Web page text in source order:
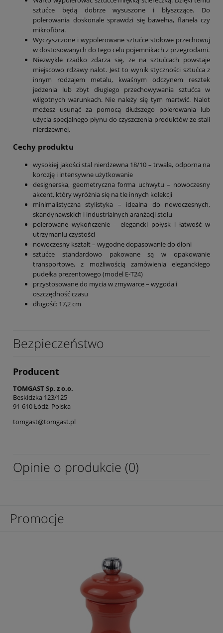
sztućce będą dobrze wysuszone i błyszczące. Do
polerowania doskonale sprawdzi się bawełna, flanela czy
mikrofibra.
Wyczyszczone i wypolerowane sztućce stołowe przechowuj
w dostosowanych do tego celu pojemnikach z przegrodami.
Niezwykle rzadko zdarza się, że na sztućcach powstaje
miejscowo rdzawy nalot. Jest to wynik styczności sztućca z
innym rodzajem metalu, kwaśnym odczynem resztek
jedzenia lub zbyt długiego przechowywania sztućca w
wilgotnych warunkach. Nie należy się tym martwić. Nalot
możesz usunąć za pomocą dłuższego polerowania lub
użycia specjalnego płynu do czyszczenia produktów ze stali
nierdzewnej.
Cechy produktu
wysokiej jakości stal nierdzewna 18/10 – trwała, odporna na
korozję i intensywne użytkowanie
designerska, geometryczna forma uchwytu – nowoczesny
akcent, który wyróżnia się na tle innych kolekcji
minimalistyczna stylistyka – idealna do nowoczesnych,
skandynawskich i industrialnych aranżacji stołu
polerowane wykończenie – elegancki połysk i łatwość w
utrzymaniu czystości
nowoczesny kształt – wygodne dopasowanie do dłoni
sztućce standardowo pakowane są w opakowanie
transportowe, z możliwością zamówienia eleganckiego
pudełka prezentowego (model E-T24)
przystosowane do mycia w zmywarce – wygoda i
oszczędność czasu
długość: 17,2 cm
Bezpieczeństwo
Producent
TOMGAST Sp. z o.o.
Beskidzka 123/125
91-610 Łódź, Polska
tomgast@tomgast.pl
Opinie o produkcie (0)
Promocje